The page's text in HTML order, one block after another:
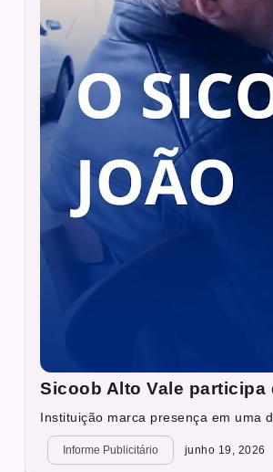
Sicoob Alto Vale participa
Instituição marca presença em uma
Informe Publicitário junho 19, 2026